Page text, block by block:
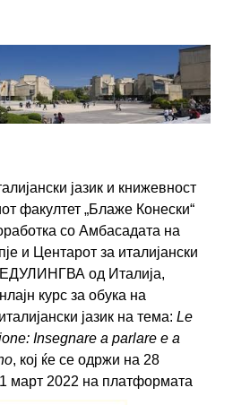
јазик и книжевност
факултет „Блаже Конески“
со Амбасадата на
и Центарот за италијански
ЕДУЛИНГВА од Италија,
курс за обука на
јазик на тема: Le
Insegnare a parlare e a
, кој ќе се одржи на 28
март 2022 на платформата